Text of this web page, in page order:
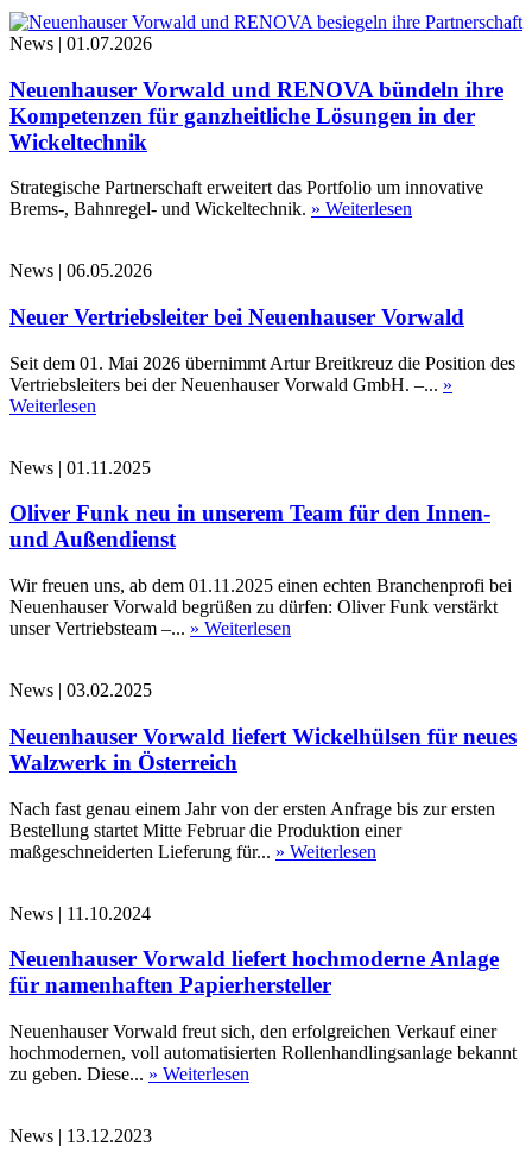
News | 01.07.2026
Neuenhauser Vorwald und RENOVA bündeln ihre
Kompetenzen für ganzheitliche Lösungen in der
Wickeltechnik
Strategische Partnerschaft erweitert das Portfolio um innovative
Brems-, Bahnregel- und Wickeltechnik. » Weiterlesen
News | 06.05.2026
Neuer Vertriebsleiter bei Neuenhauser Vorwald
Seit dem 01. Mai 2026 übernimmt Artur Breitkreuz die Position des
Vertriebsleiters bei der Neuenhauser Vorwald GmbH. –... »
Weiterlesen
News | 01.11.2025
Oliver Funk neu in unserem Team für den Innen-
und Außendienst
Wir freuen uns, ab dem 01.11.2025 einen echten Branchenprofi bei
Neuenhauser Vorwald begrüßen zu dürfen: Oliver Funk verstärkt
unser Vertriebsteam –... » Weiterlesen
News | 03.02.2025
Neuenhauser Vorwald liefert Wickelhülsen für neues
Walzwerk in Österreich
Nach fast genau einem Jahr von der ersten Anfrage bis zur ersten
Bestellung startet Mitte Februar die Produktion einer
maßgeschneiderten Lieferung für... » Weiterlesen
News | 11.10.2024
Neuenhauser Vorwald liefert hochmoderne Anlage
für namenhaften Papierhersteller
Neuenhauser Vorwald freut sich, den erfolgreichen Verkauf einer
hochmodernen, voll automatisierten Rollenhandlingsanlage bekannt
zu geben. Diese... » Weiterlesen
News | 13.12.2023